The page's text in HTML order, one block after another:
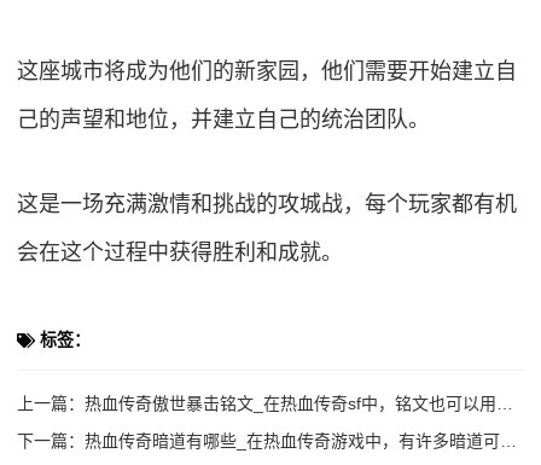
这座城市将成为他们的新家园，他们需要开始建立自
己的声望和地位，并建立自己的统治团队。
这是一场充满激情和挑战的攻城战，每个玩家都有机
会在这个过程中获得胜利和成就。
标签：
上一篇： 热血传奇傲世暴击铭文_在热血传奇sf中，铭文也可以用来提升玩家的属性，增强自己的
下一篇： 热血传奇暗道有哪些_在热血传奇游戏中，有许多暗道可以进入。